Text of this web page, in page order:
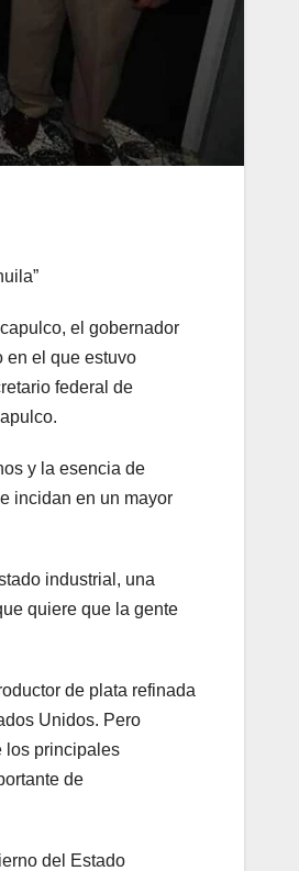
el gobernador
en el que estuvo
federal de
y la esencia de
incidan en un mayor
industrial, una
quiere que la gente
de plata refinada
Unidos. Pero
los principales
de
del Estado